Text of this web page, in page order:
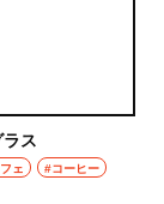
ラス
ェ
#コーヒー